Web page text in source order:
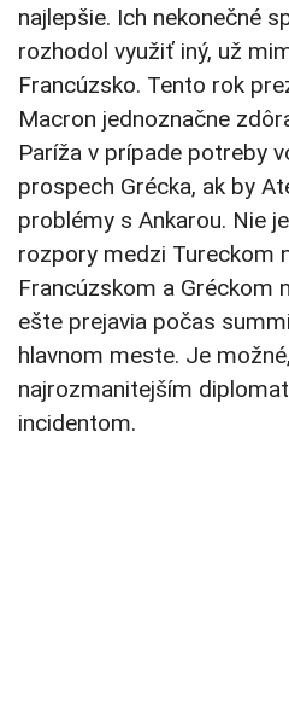
najlepšie. Ich nekonečné
rozhodol využiť iný, už
Francúzsko. Tento rok
Macron jednoznačne
Paríža v prípade potreby
prospech Grécka, ak by
problémy s Ankarou. Nie
rozpory medzi Tureckom
Francúzskom a Gréckom
ešte prejavia počas
hlavnom meste. Je
najrozmanitejším
incidentom.